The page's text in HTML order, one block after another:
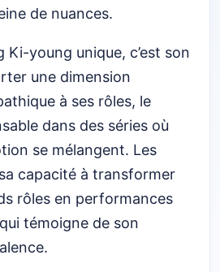
de nuances.
Ki-young unique, c’est son
une dimension
à ses rôles, le
dans des séries où
se mélangent. Les
capacité à transformer
rôles en performances
témoigne de son